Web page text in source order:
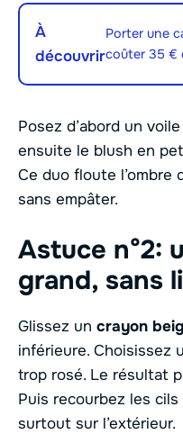
À
découvrir
Porter une
coûter 35 €
Posez d’abord un voile
ensuite le blush en
Ce duo floute l’ombre
sans empâter.
Astuce n°2:
grand, sans
Glissez un crayon
inférieure. Choisissez
trop rosé. Le résultat
Puis recourbez les
surtout sur l’extérieur.